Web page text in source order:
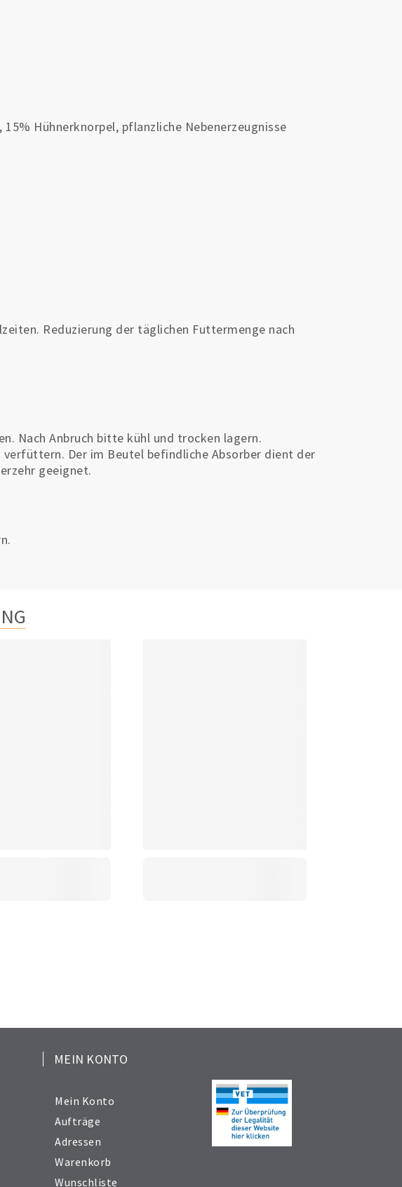
Hühnerknorpel, pflanzliche Nebenerzeugnisse
Reduzierung der täglichen Futtermenge nach
Nach Anbruch bitte kühl und trocken lagern.
Der im Beutel befindliche Absorber dient der
geeignet.
MEIN KONTO
Mein Konto
Aufträge
Adressen
Warenkorb
Wunschliste